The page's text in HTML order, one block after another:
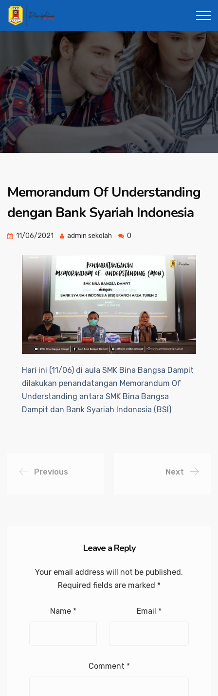
Memorandum Of Understanding
dengan Bank Syariah Indonesia
11/06/2021 admin sekolah 0
Hari ini (11/06) di aula SMK Bina Bangsa Dampit
dilakukan penandatangan Memorandum Of
Understanding antara SMK Bina Bangsa
Dampit dan Bank Syariah Indonesia (BSI)
Previous Next
Leave a Reply
Your email address will not be published.
Required fields are marked *
Name * Email *
Comment *